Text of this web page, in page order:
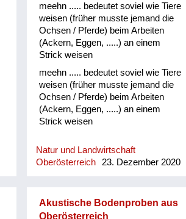
meehn ..... bedeutet soviel wie Tiere
weisen (früher musste jemand die
Ochsen / Pferde) beim Arbeiten
(Ackern, Eggen, .....) an einem
Strick weisen
meehn ..... bedeutet soviel wie Tiere
weisen (früher musste jemand die
Ochsen / Pferde) beim Arbeiten
(Ackern, Eggen, .....) an einem
Strick weisen
Natur und Landwirtschaft
Oberösterreich
23. Dezember 2020
Akustische Bodenproben aus
Oberösterreich